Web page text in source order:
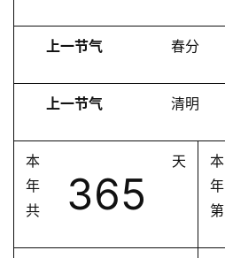
上一节气 春分
上一节气 清明
本
年
共
365
天
本
年
第